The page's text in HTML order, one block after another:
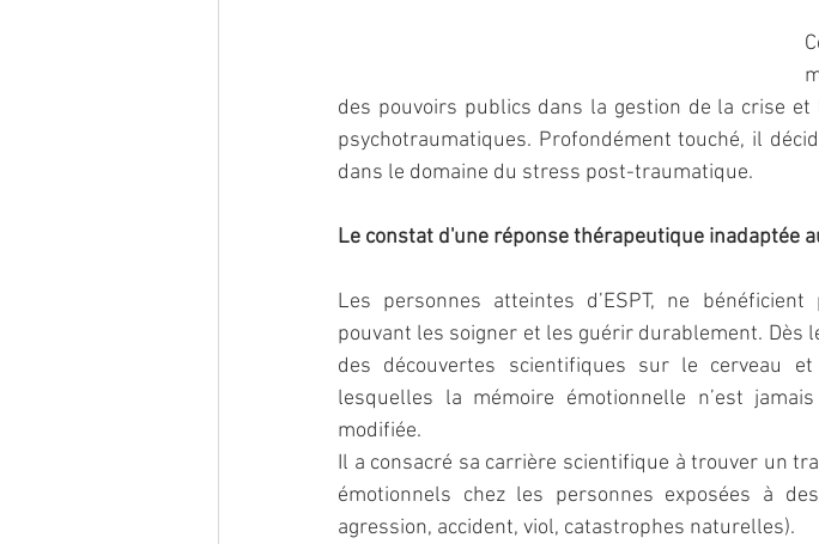
des pouvoirs publics dans la gestion de la crise
psychotraumatiques. Profondément touché, il
dans le domaine du stress post-traumatique.
Le constat d'une réponse thérapeutique inadaptée
Les personnes atteintes d’ESPT, ne
pouvant les soigner et les guérir durablement. Dès
des découvertes scientifiques sur le cerveau
lesquelles la mémoire émotionnelle n’est
modifiée.
Il a consacré sa carrière scientifique à trouver un
émotionnels chez les personnes exposées à
agression, accident, viol, catastrophes naturelles).